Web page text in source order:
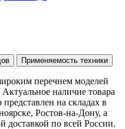
Применяемость техники
перечнем моделей
наличие товара
на складах в
Ростов-на-Дону, а
доставкой по всей России.